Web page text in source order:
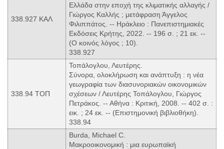
338.927 ΚΑΛ
Ελλάδα στην εποχή της κλιματικής αλλαγής /
Γιώργος Καλλής ; μετάφραση Άγγελος
Φιλιππάτος. -- Ηράκλειο : Πανεπιστημιακές
Εκδόσεις Κρήτης, 2022. -- 196 σ. ; 21 εκ. --
(Ο κοινός λόγος ; 10).
338.927
338.94 ΤΟΠ
Τοπάλογλου, Λευτέρης.
Σύνορα, ολοκλήρωση και ανάπτυξη : η νέα
γεωγραφία των διασυνοριακών οικονομικών
σχέσεων / Λευτέρης Τοπάλογλου, Γιώργος
Πετράκος. -- Αθήνα : Κριτική, 2008. -- 402 σ. :
εικ. ; 24 εκ. -- (Επιστημονική βιβλιοθήκη).
338.94
Burda, Michael C.
Μακροοικονομική : μια ευρωπαϊκή